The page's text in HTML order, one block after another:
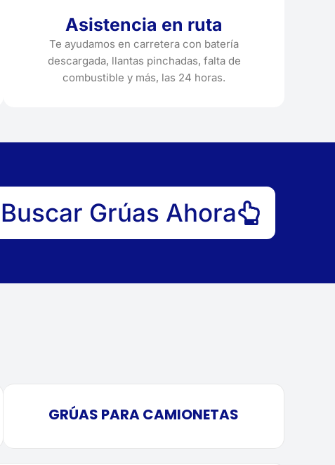
Asistencia en ruta
Te ayudamos en carretera con batería
descargada, llantas pinchadas, falta de
combustible y más, las 24 horas.
Buscar Grúas Ahora
GRÚAS PARA CAMIONETAS